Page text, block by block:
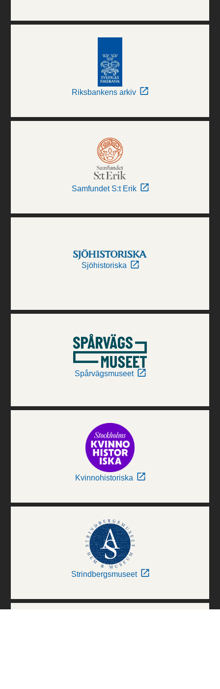
Riksbankens arkiv
Samfundet S:t Erik
Sjöhistoriska
Spårvägsmuseet
Kvinnohistoriska
Strindbergsmuseet